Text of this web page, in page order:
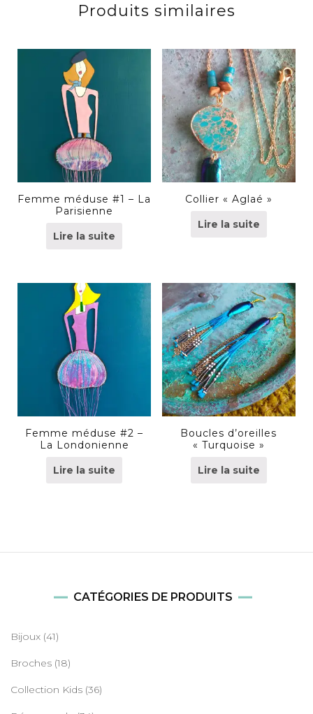
Produits similaires
Femme méduse #1 – La
Parisienne
Lire la suite
Collier « Aglaé »
Lire la suite
Femme méduse #2 –
La Londonienne
Lire la suite
Boucles d’oreilles
« Turquoise »
Lire la suite
CATÉGORIES DE PRODUITS
Bijoux (41)
Broches (18)
Collection Kids (36)